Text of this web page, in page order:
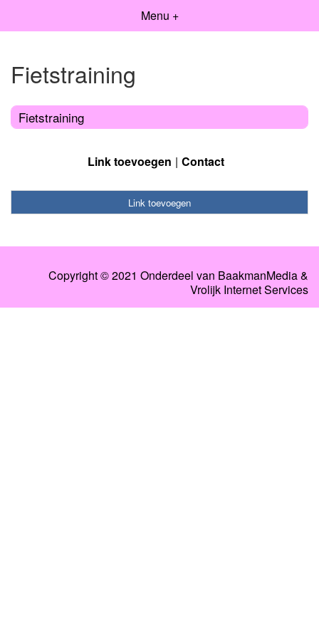
Menu +
Fietstraining
Fietstraining
Link toevoegen Contact
Link toevoegen
Copyright © 2021 Onderdeel van BaakmanMedia&
Vrolijk Internet Services